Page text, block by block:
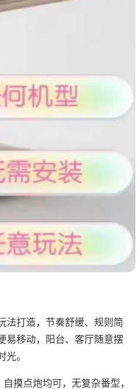
法打造，节奏舒缓、规则简
易移动，阳台、客厅随意摆
。
摸点炮均可，无复杂番型，